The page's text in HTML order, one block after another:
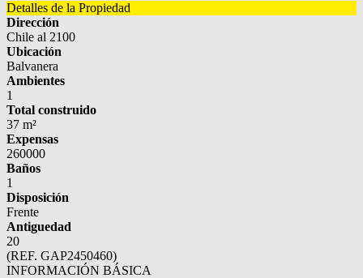
Detalles de la Propiedad
Dirección
Chile al 2100
Ubicación
Balvanera
Ambientes
1
Total construido
37 m²
Expensas
260000
Baños
1
Disposición
Frente
Antiguedad
20
(REF. GAP2450460)
INFORMACIÓN BÁSICA